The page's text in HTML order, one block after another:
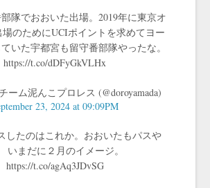
隊でおおいた出場。2019年に東京オ
場のためにUCIポイントを求めてヨー
いた宇都宮も留守番部隊やったな。
https://t.co/dDFyGkVLHx
ーム泥んこプロレス (@doroyamada)
23, 2024 at 09:09PM
したのはこれか。おおいたもパスや
いまだに２月のイメージ。
https://t.co/agAq3JDvSG